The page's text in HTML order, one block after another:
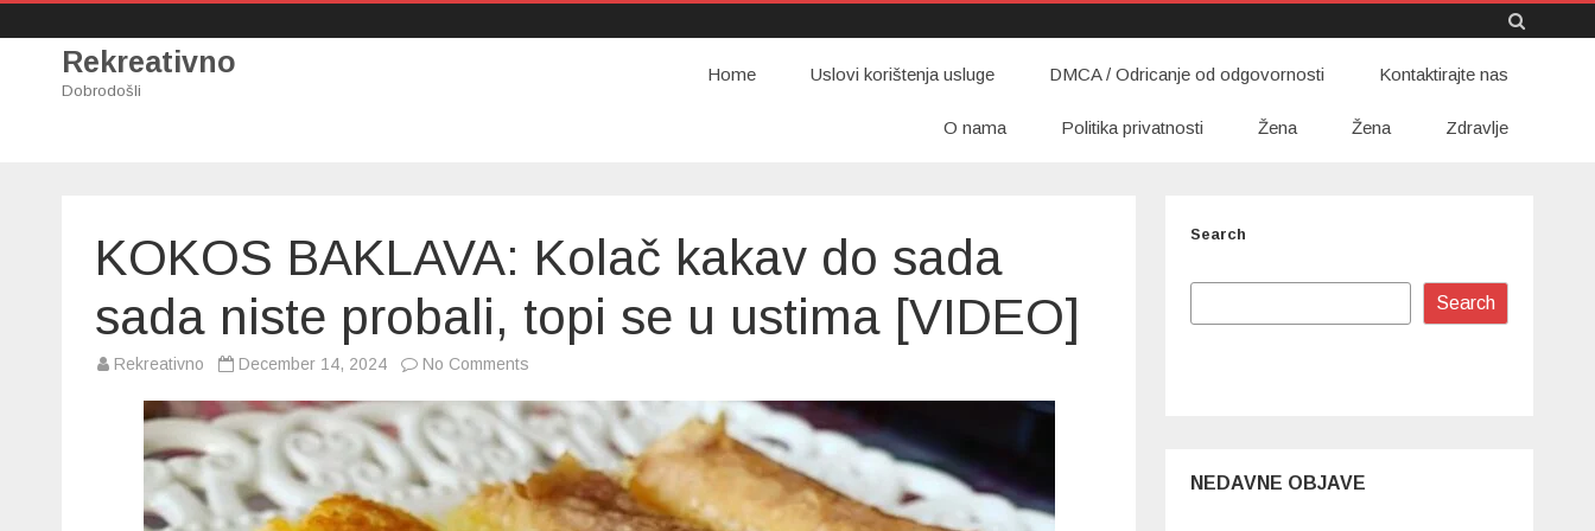
Rekreativno
Dobrodošli
to
Home Uslovi korištenja usluge DMCA / Odricanje od odgovornosti Kontaktirajte nas
O nama Politika privatnosti Žena Žena Zdravlje
KOKOS BAKLAVA: Kolač kakav do sada
sada niste probali, topi se u ustima [VIDEO]
Rekreativno December 14, 2024 No Comments
Kolač
kakav
do
sada
sada
niste
probali,
Search
Search
NEDAVNE OBJAVE